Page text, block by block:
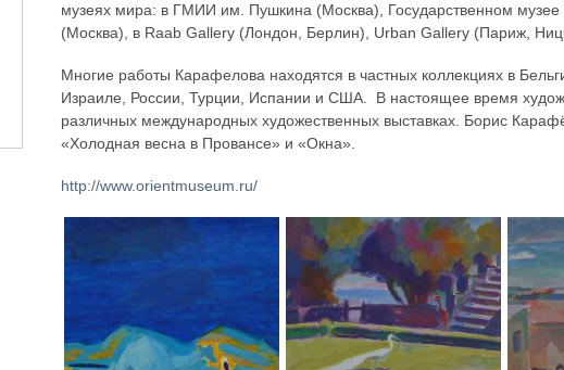
музеях мира: в ГМИИ им. Пушкина (Москва), Государственном музее
(Москва), в Raab Gallery (Лондон, Берлин), Urban Gallery (Париж,
Многие работы Карафелова находятся в частных коллекциях в
Израиле, России, Турции, Испании и США. В настоящее время
различных международных художественных выставках. Борис
«Холодная весна в Провансе» и «Окна».
http://www.orientmuseum.ru/